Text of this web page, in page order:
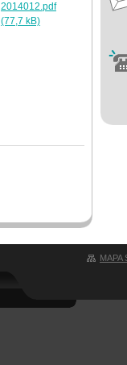
2014012.pdf
(77,7 kB)
MAPA